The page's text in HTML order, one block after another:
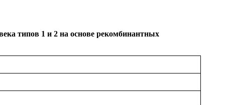
типов 1 и 2 на основе рекомбинантных